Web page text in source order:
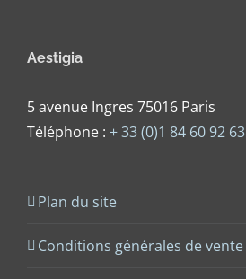
Aestigia
5 avenue Ingres 75016 Paris
Téléphone : + 33 (0)1 84 60 92 63
Plan du site
Conditions générales de vente